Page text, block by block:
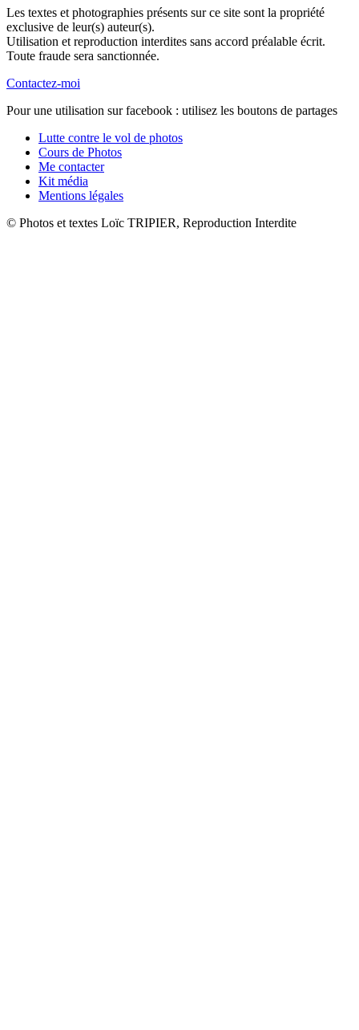
Les textes et photographies présents sur ce site sont la propriété
exclusive de leur(s) auteur(s).
Utilisation et reproduction interdites sans accord préalable écrit.
Toute fraude sera sanctionnée.
Contactez-moi
Pour une utilisation sur facebook : utilisez les boutons de partages
Lutte contre le vol de photos
Cours de Photos
Me contacter
Kit média
Mentions légales
© Photos et textes Loïc TRIPIER, Reproduction Interdite